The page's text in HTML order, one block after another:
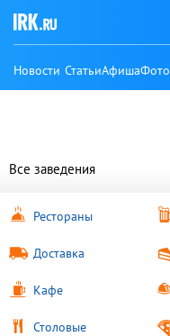
Новости СтатьиАфишаФото
Все заведения
Рестораны
Доставка
Кафе
Столовые